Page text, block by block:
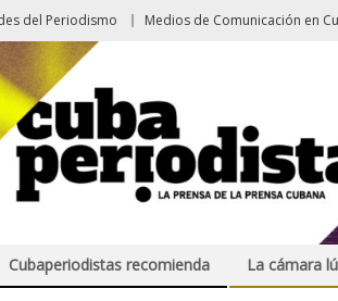
del Periodismo Medios de Comunicación en
Cubaperiodistas recomienda La cámara